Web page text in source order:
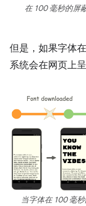
在 100 毫秒的屏
但是，如果字体
系统会在网页上
当字体在 100 毫